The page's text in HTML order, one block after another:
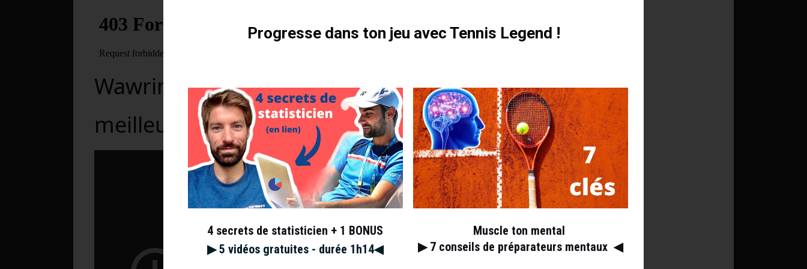
Wawrinka – Nadal, Toronto 2018 : les
meilleurs points
Progresse dans ton jeu avec Tennis Legend !
4 secrets de statisticien + 1 BONUS
▶︎ 5 vidéos gratuites - durée 1h14◀︎
Muscle ton mental
▶︎ 7 conseils de préparateurs mentaux ◀︎